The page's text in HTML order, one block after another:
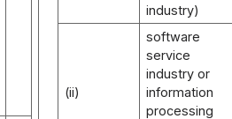
industry)
(ii)
software
service
industry or
information
processing